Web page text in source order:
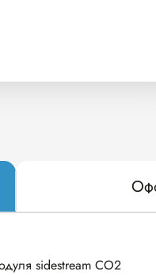
sidestream CO2